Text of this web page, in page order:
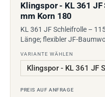
Klingspor - KL 361
mm Korn 180
KL 361 JF Schleifrolle –
Länge; flexibler JF-
VARIANTE WÄHLEN
PREIS AUF ANFRAGE